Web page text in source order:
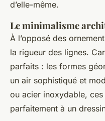
d’elle-même.
Le minimalisme
À l’opposé des
la rigueur des lignes.
parfaits : les formes
un air sophistiqué et
ou acier inoxydable, ces
parfaitement à un